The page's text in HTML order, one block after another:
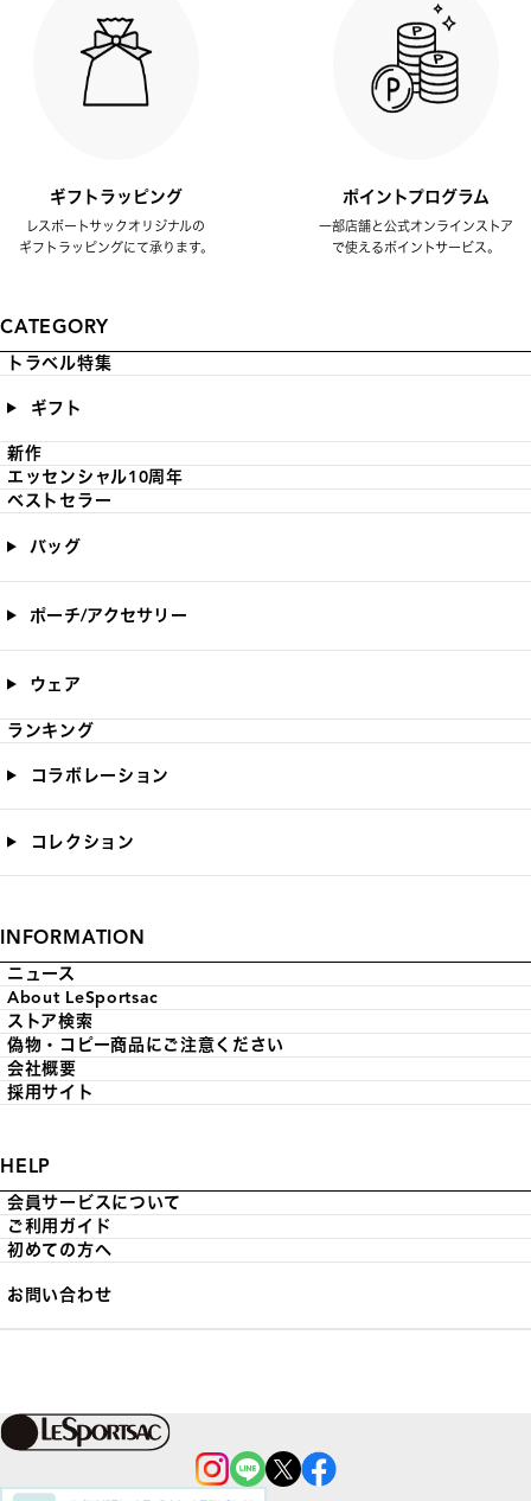
ギフトラッピング
レスポートサックオリジナルの
ギフトラッピングにて承ります。
ポイントプログラム
一部店舗と公式オンラインストア
で使えるポイントサービス。
CATEGORY
トラベル特集
ギフト
新作
エッセンシャル10周年
ベストセラー
バッグ
ポーチ/アクセサリー
ウェア
ランキング
コラボレーション
コレクション
INFORMATION
ニュース
About LeSportsac
ストア検索
偽物・コピー商品にご注意ください
会社概要
採用サイト
HELP
会員サービスについて
ご利用ガイド
初めての方へ
お問い合わせ